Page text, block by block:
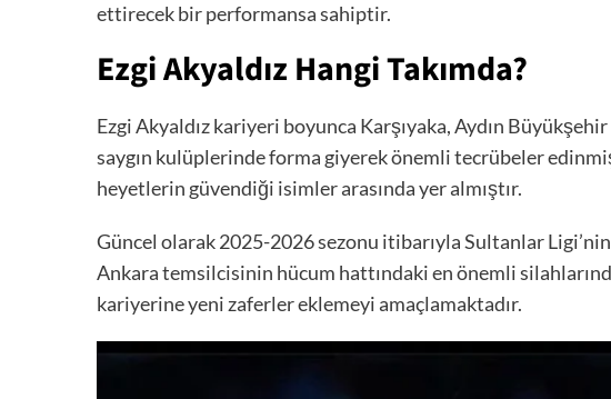
ettirecek bir performansa sahiptir.
Ezgi Akyaldız Hangi Takımda?
Ezgi Akyaldız kariyeri boyunca Karşıyaka, Aydın
saygın kulüplerinde forma giyerek önemli tecrübeler
heyetlerin güvendiği isimler arasında yer almıştır.
Güncel olarak 2025-2026 sezonu itibarıyla Sultanlar
Ankara temsilcisinin hücum hattındaki en önemli
kariyerine yeni zaferler eklemeyi amaçlamaktadır.